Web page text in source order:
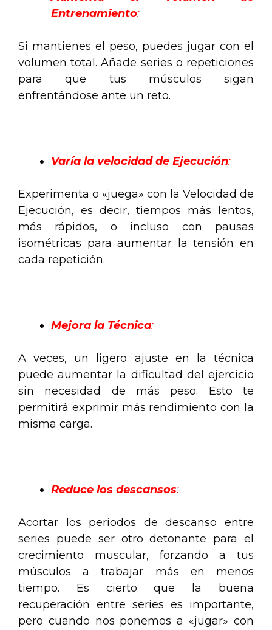
Entrenamiento:
Si mantienes el peso, puedes jugar con el
volumen total. Añade series o repeticiones
para que tus músculos sigan
enfrentándose ante un reto.
Varía la velocidad de Ejecución:
Experimenta o «juega» con la Velocidad de
Ejecución, es decir, tiempos más lentos,
más rápidos, o incluso con pausas
isométricas para aumentar la tensión en
cada repetición.
Mejora la Técnica:
A veces, un ligero ajuste en la técnica
puede aumentar la dificultad del ejercicio
sin necesidad de más peso. Esto te
permitirá exprimir más rendimiento con la
misma carga.
Reduce los descansos:
Acortar los periodos de descanso entre
series puede ser otro detonante para el
crecimiento muscular, forzando a tus
músculos a trabajar más en menos
tiempo. Es cierto que la buena
recuperación entre series es importante,
pero cuando nos ponemos a «jugar» con